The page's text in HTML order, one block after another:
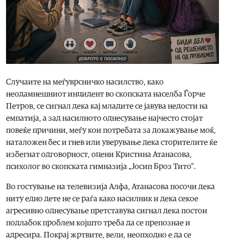
Случаите на меѓуврсничко насилство, како
неодамнешниот инцидент во скопската населба Ѓорче
Петров, се сигнал дека кај младите се јавува недости на
емпатија, а зад насилното однесување најчесто стојат
повеќе причини, меѓу кои потребата за докажување моќ,
наталожен бес и гнев или уверување дека сторителите ќе
избегнат одговорност, оцени Кристина Атанасова,
психолог во скопската гимназија „Јосип Броз Тито“.
Во гостување на телевизија Алфа, Атанасова посочи дека
ниту едно дете не се раѓа како насилник и дека секое
агресивно однесување претставува сигнал дека постои
подлабок проблем којшто треба да се препознае и
адресира. Покрај жртвите, вели, неопходно е да се